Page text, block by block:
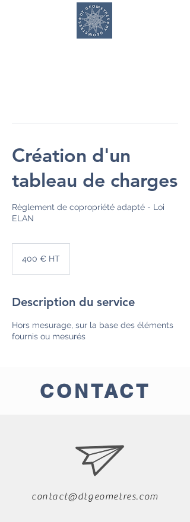
Création d'un
tableau de charges
Règlement de copropriété adapté - Loi
ELAN
400 € HT
Description du service
Hors mesurage, sur la base des éléments
fournis ou mesurés
CONTACT
contact@dtgeometres.com